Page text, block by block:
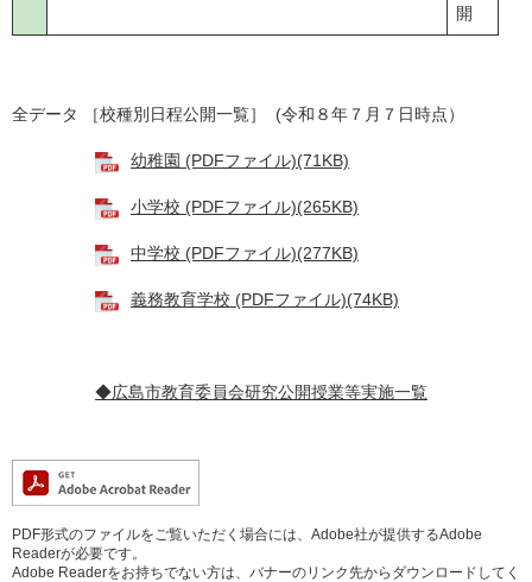
開
全データ ［校種別日程公開一覧］ (令和８年７月７日時点）
幼稚園 (PDFファイル)(71KB)
小学校 (PDFファイル)(265KB)
中学校 (PDFファイル)(277KB)
義務教育学校 (PDFファイル)(74KB)
◆広島市教育委員会研究公開授業等実施一覧
PDF形式のファイルをご覧いただく場合には、Adobe社が提供するAdobe
Readerが必要です。
Adobe Readerをお持ちでない方は、バナーのリンク先からダウンロードしてく